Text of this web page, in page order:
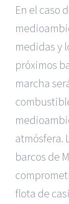
En el caso
medidas y
próximos
marcha
atmósfera.
barcos de
flota de